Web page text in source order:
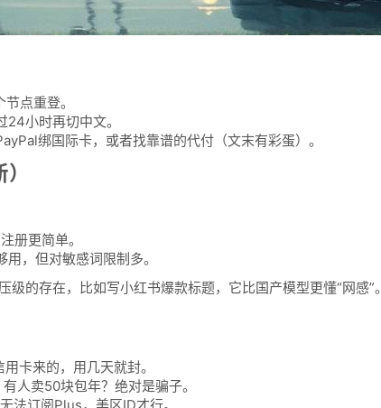
点重登。
小时再切中文。
绑国际卡，或者找靠谱的代付（文末有彩蛋）。
册更简单。
，但对敏感词限制多。
的存在，比如写小红书爆款标题，它比国产模型更懂“网感”。
卡来的，用几天就封。
人卖50块包年？绝对是骗子。